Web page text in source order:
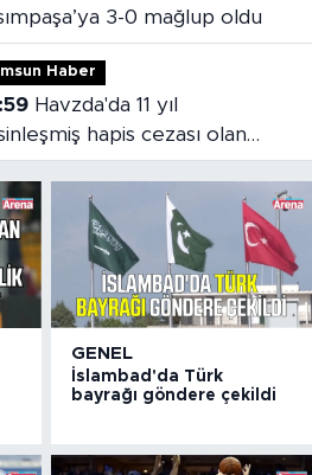
3-0 mağlup oldu
Haber
Havzda'da 11 yıl
hapis cezası olan
yakalandı
GENEL
İslambad'da Türk
bayrağı göndere çekildi